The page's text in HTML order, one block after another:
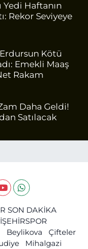
Yedi Haftanın
Rekor Seviyeye
Erdursun Kötü
Emekli Maaş
Rakam
Daha Geldi!
Satılacak
SON DAKİKA
Beylikova
Çifteler
Mihalgazi